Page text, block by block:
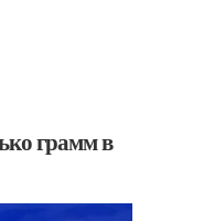
грамм в